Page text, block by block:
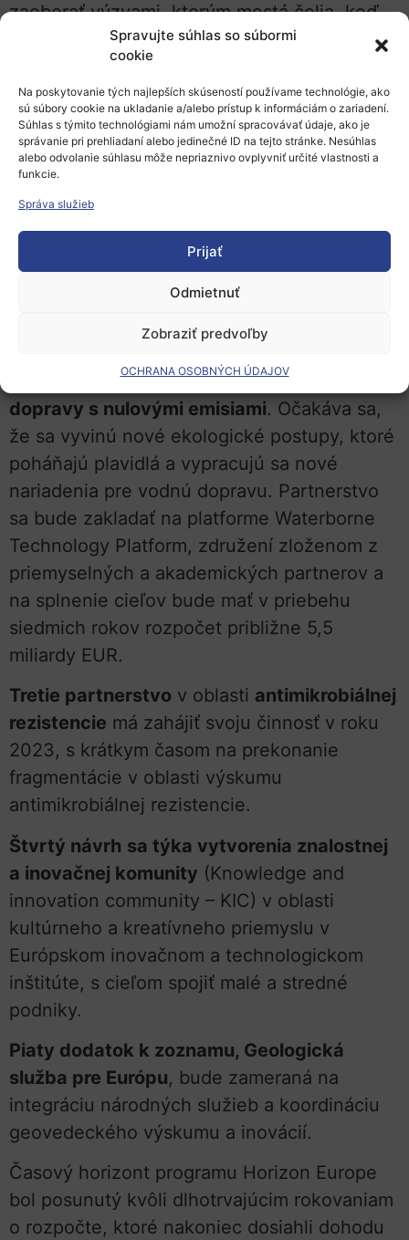
Spravujte súhlas so súbormi
cookie
Na poskytovanie tých najlepších skúseností používame technológie, ako
sú súbory cookie na ukladanie a/alebo prístup k informáciám o zariadení.
Súhlas s týmito technológiami nám umožní spracovávať údaje, ako je
správanie pri prehliadaní alebo jedinečné ID na tejto stránke. Nesúhlas
alebo odvolanie súhlasu môže nepriaznivo ovplyvniť určité vlastnosti a
funkcie.
Správa služieb
Prijať
Odmietnuť
Zobraziť predvoľby
OCHRANA OSOBNÝCH ÚDAJOV
zaoberať výzvami, ktorým mestá čelia, keď
zavádzajú ekologickejšie, obehové, uhlíkovo
neutrálne opatrenia. Toto partnerstvo
prispeje k plneniu úloh misie Horizon Europe
v oblasti klímy a inteligentných miest, ktorej
cieľom je vytvoriť 100 uhlíkovo neutrálnych
miest do roku 2030. Partnerstvo plánuje
stavať na svojom predchodcovi, iniciatíve
spoločného plánovania Urban Europe. EK
odhaduje, že rozpočet bude približne 30 –
40 miliónov EUR ročne.
Ako doplnok k dopravnému zoskupeniu resp.
priemyselné partnerstvo v oblasti vodnej
dopravy s nulovými emisiami. Očakáva sa,
že sa vyvinú nové ekologické postupy, ktoré
poháňajú plavidlá a vypracujú sa nové
nariadenia pre vodnú dopravu. Partnerstvo
sa bude zakladať na platforme Waterborne
Technology Platform, združení zloženom z
priemyselných a akademických partnerov a
na splnenie cieľov bude mať v priebehu
siedmich rokov rozpočet približne 5,5
miliardy EUR.
Tretie partnerstvo v oblasti antimikrobiálnej
rezistencie má zahájiť svoju činnosť v roku
2023, s krátkym časom na prekonanie
fragmentácie v oblasti výskumu
antimikrobiálnej rezistencie.
Štvrtý návrh sa týka vytvorenia znalostnej
a inovačnej komunity (Knowledge and
innovation community – KIC) v oblasti
kultúrneho a kreatívneho priemyslu v
Európskom inovačnom a technologickom
inštitúte, s cieľom spojiť malé a stredné
podniky.
Piaty dodatok k zoznamu, Geologická
služba pre Európu, bude zameraná na
integráciu národných služieb a koordináciu
geovedeckého výskumu a inovácií.
Časový horizont programu Horizon Europe
bol posunutý kvôli dlhotrvajúcim rokovaniam
o rozpočte, ktoré nakoniec dosiahli dohodu